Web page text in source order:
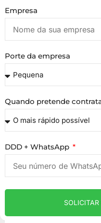
Empresa
Porte da empresa
Quando pretende
DDD + WhatsApp